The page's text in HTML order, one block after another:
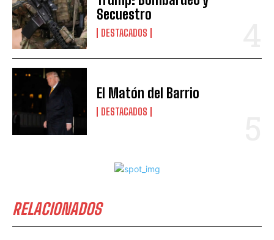
Secuestro
DESTACADOS
El Matón del Barrio
DESTACADOS
RELACIONADOS